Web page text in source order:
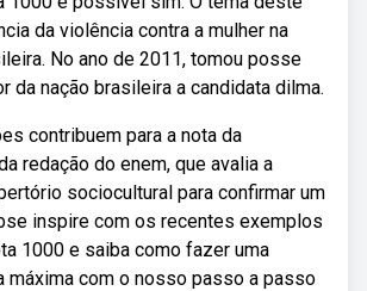
da violência contra a mulher na
No ano de 2011, tomou posse
da nação brasileira a candidata dilma.
contribuem para a nota da
redação do enem, que avalia a
sociocultural para confirmar um
inspire com os recentes exemplos
1000 e saiba como fazer uma
máxima com o nosso passo a passo